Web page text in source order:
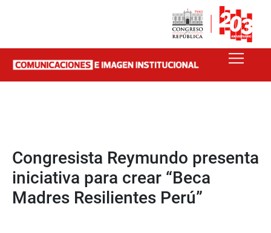
Congresista Reymundo presenta
iniciativa para crear “Beca
Madres Resilientes Perú”